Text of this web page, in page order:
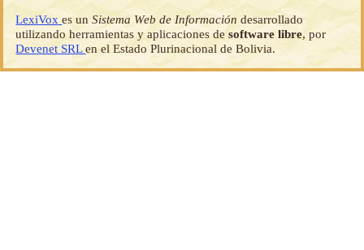
LexiVoxes unSistema Web de Información desarrollado
utilizando herramientas y aplicaciones desoftware libre, por
Devenet SRLen el Estado Plurinacional de Bolivia.